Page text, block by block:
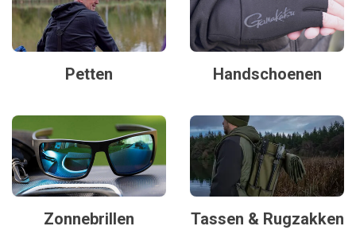
Petten Handschoenen
Zonnebrillen Tassen & Rugzakken